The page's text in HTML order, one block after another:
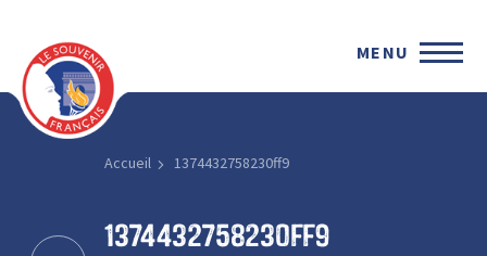
MENU
Accueil 1374432758230ff9
1374432758230ff9